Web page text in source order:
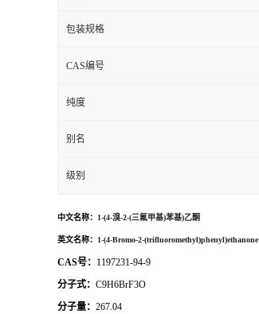
包装规格
CAS编号
纯度
别名
级别
中文名称： 1-(4-溴-2-(三氟甲基)苯基)乙酮
英文名称： 1-(4-Bromo-2-(trifluoromethyl)phenyl)ethanone
CAS号： 1197231-94-9
分子式： C9H6BrF3O
分子量： 267.04